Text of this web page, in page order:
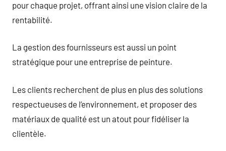
pour chaque projet, offrant ainsi une vision claire de la
rentabilité.
La gestion des fournisseurs est aussi un point
stratégique pour une entreprise de peinture.
Les clients recherchent de plus en plus des solutions
respectueuses de l’environnement, et proposer des
matériaux de qualité est un atout pour fidéliser la
clientèle.